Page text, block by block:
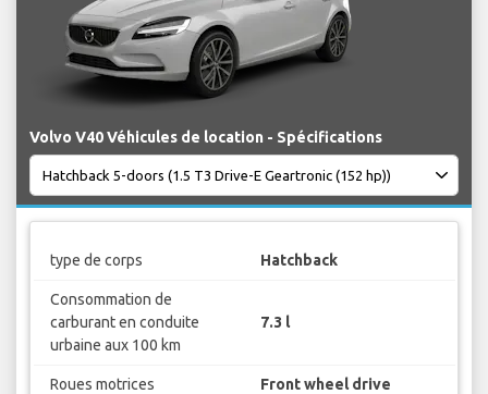
Volvo V40 Véhicules de location - Spécifications
type de corps Hatchback
Consommation de
carburant en conduite
urbaine aux 100 km
7.3 l
Roues motrices Front wheel drive